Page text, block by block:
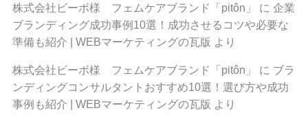
株式会社ビーボ様 フェムケアブランド「pitôn」 に 企業
ブランディング成功事例10選！成功させるコツや必要な
準備も紹介 | WEBマーケティングの瓦版 より
株式会社ビーボ様 フェムケアブランド「pitôn」 に ブラ
ンディングコンサルタントおすすめ10選！選び方や成功
事例も紹介 | WEBマーケティングの瓦版 より